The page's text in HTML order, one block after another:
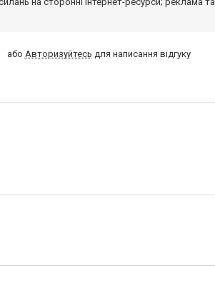
або Авторизуйтесь для написання відгуку